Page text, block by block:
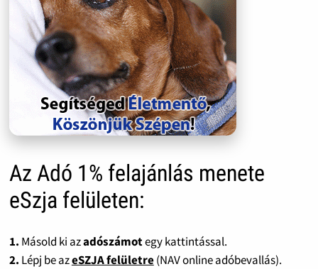
Az Adó 1% felajánlás menete
eSzja felületen:
1. Másold ki azadószámotegy kattintással.
2. Lépj be azeSZJA felületre(NAV online adóbevallás).